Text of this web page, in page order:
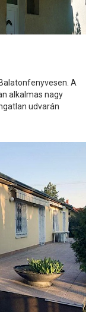
A
alkalmas nagy
udvarán